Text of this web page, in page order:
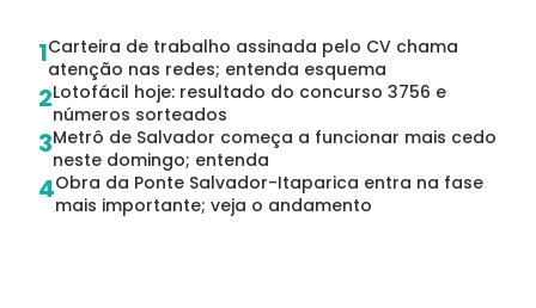
1Carteira de trabalho assinada pelo CV chama
atenção nas redes; entenda esquema
2Lotofácil hoje: resultado do concurso 3756 e
números sorteados
3Metrô de Salvador começa a funcionar mais cedo
neste domingo; entenda
4Obra da Ponte Salvador-Itaparica entra na fase
mais importante; veja o andamento